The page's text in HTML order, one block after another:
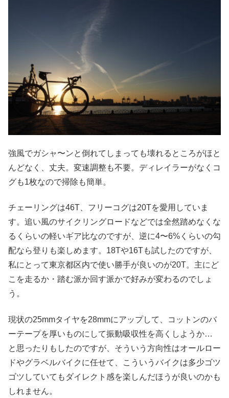
強風でガシャ〜ンと倒れてしまっても壊れるところがほと
んどなく、丈夫。変速調整も不要。ディレイラーがなくコ
グも1枚なので掃除も簡単。
チェーリングは46T、フリーコグは20Tを愛用していま
す。追い風のサイクリングロードなどでは全然踏めなくな
るくらいの軽いギア比なのですが、逆に4〜6%くらいの勾
配なら登りも楽しめます。18Tや16Tも試したのですが、
私にとって東京都区内で使い勝手が良いのが20T。主にど
こを走るか・踏む派か回す派かで好みが変わるのでしょ
う。
現状の25mmタイヤを28mmにアップして、コットンのバ
ーテープを厚いものにして振動吸収性を高くしようか…
と思ったりもしたのですが、そういう方向性はオールロー
ドやグラベルバイクに任せて、こういうバイクは多少ゴツ
ゴツしていてもダイレクト感を楽しんだほうが良いのかも
しれません。